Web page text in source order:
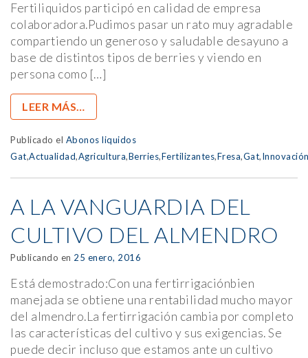
Fertiliquidos participó en calidad de empresa
colaboradora.Pudimos pasar un rato muy agradable
compartiendo un generoso y saludable desayuno a
base de distintos tipos de berries y viendo en
persona como […]
LEER MÁS…
Publicado el Abonos liquidos
Gat,Actualidad,Agricultura,Berries,Fertilizantes,Fresa,Gat,
A LA VANGUARDIA DEL
CULTIVO DEL ALMENDRO
Publicando en 25 enero, 2016
Está demostrado:Con una fertirrigaciónbien
manejada se obtiene una rentabilidad mucho mayor
del almendro.La fertirrigación cambia por completo
las características del cultivo y sus exigencias. Se
puede decir incluso que estamos ante un cultivo